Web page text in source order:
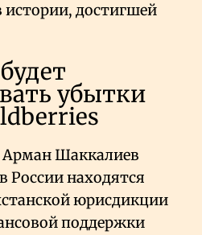
достигшей
убытки
Шаккалиев
России находятся
юрисдикции
поддержки